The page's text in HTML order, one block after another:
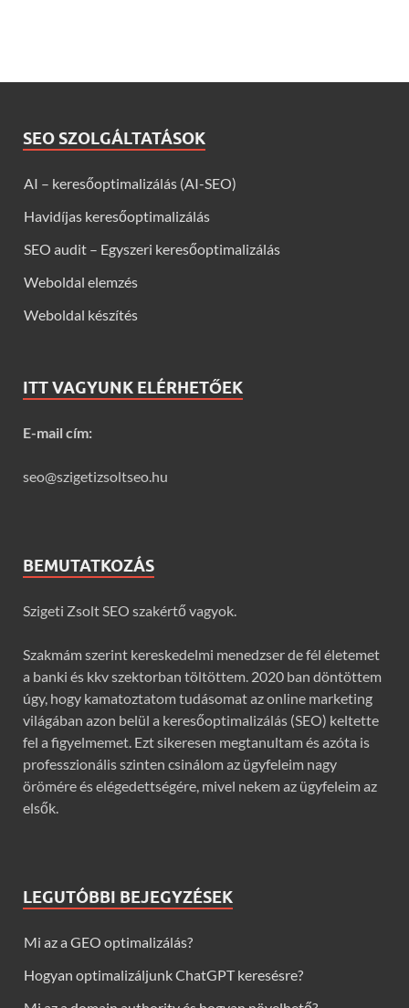
SEO SZOLGÁLTATÁSOK
AI – keresőoptimalizálás (AI-SEO)
Havidíjas keresőoptimalizálás
SEO audit – Egyszeri keresőoptimalizálás
Weboldal elemzés
Weboldal készítés
ITT VAGYUNK ELÉRHETŐEK
E-mail cím:
seo@szigetizsoltseo.hu
BEMUTATKOZÁS
Szigeti Zsolt SEO szakértő vagyok.
Szakmám szerint kereskedelmi menedzser de fél életemet
a banki és kkv szektorban töltöttem. 2020 ban döntöttem
úgy, hogy kamatoztatom tudásomat az online marketing
világában azon belül a keresőoptimalizálás (SEO) keltette
fel a figyelmemet. Ezt sikeresen megtanultam és azóta is
professzionális szinten csinálom az ügyfeleim nagy
örömére és elégedettségére, mivel nekem az ügyfeleim az
elsők.
LEGUTÓBBI BEJEGYZÉSEK
Mi az a GEO optimalizálás?
Hogyan optimalizáljunk ChatGPT keresésre?